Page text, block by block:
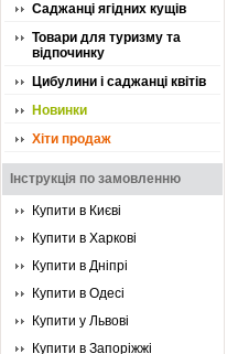
Саджанці ягідних кущів
Товари для туризму та
відпочинку
Цибулини і саджанці квітів
Новинки
Хіти продаж
Інструкція по замовленню
Купити в Києві
Купити в Харкові
Купити в Дніпрі
Купити в Одесі
Купити у Львові
Купити в Запоріжжі